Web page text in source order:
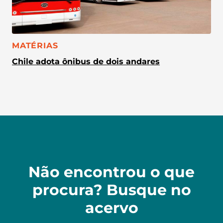
CATEGORIA:
MATÉRIAS
Chile adota ônibus de dois andares
Não encontrou o que
procura? Busque no
acervo